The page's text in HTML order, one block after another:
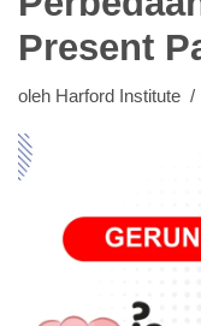
Present
oleh Harford Institute